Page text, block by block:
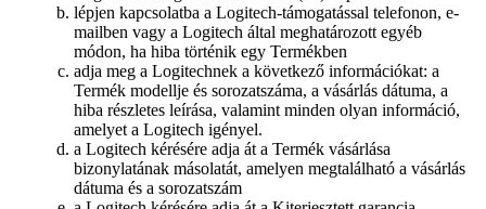
lépjen kapcsolatba a Logitech-támogatással telefonon, e-
mailben vagy a Logitech által meghatározott egyéb
módon, ha hiba történik egy Termékben
adja meg a Logitechnek a következő információkat: a
Termék modellje és sorozatszáma, a vásárlás dátuma, a
hiba részletes leírása, valamint minden olyan információ,
amelyet a Logitech igényel.
a Logitech kérésére adja át a Termék vásárlása
bizonylatának másolatát, amelyen megtalálható a vásárlás
dátuma és a sorozatszám